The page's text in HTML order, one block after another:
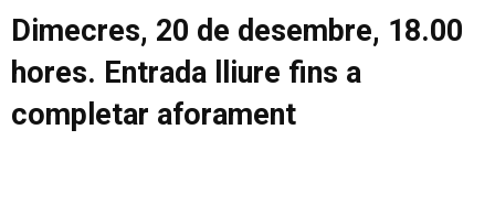
Dimecres, 20 de desembre, 18.00
hores. Entrada lliure fins a
completar aforament